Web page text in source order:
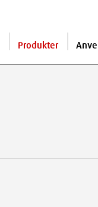
Produkter